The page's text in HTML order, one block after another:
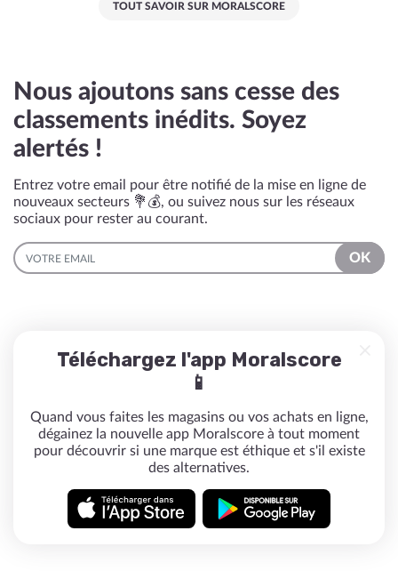
TOUT SAVOIR SUR MORALSCORE
Nous ajoutons sans cesse des
classements inédits. Soyez
alertés !
Entrez votre email pour être notifié de la mise en ligne de
nouveaux secteurs 💐💰, ou suivez nous sur les réseaux
sociaux pour rester au courant.
EMAIL
OK
Téléchargez l'app Moralscore
📱
Quand vous faites les magasins ou vos achats en ligne,
dégainez la nouvelle app Moralscore à tout moment
pour découvrir si une marque est éthique et s'il existe
des alternatives.